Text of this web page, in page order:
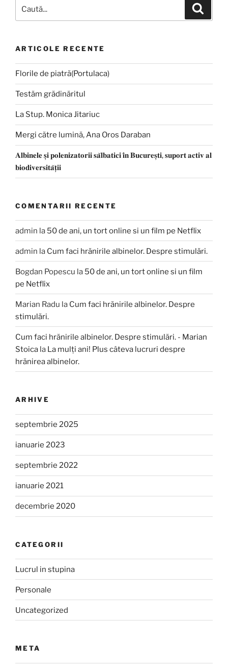
ARTICOLE RECENTE
Florile de piatră(Portulaca)
Testăm grădinăritul
La Stup. Monica Jitariuc
Mergi către lumină, Ana Oros Daraban
𝐀𝐥𝐛𝐢𝐧𝐞𝐥𝐞 𝐬̦𝐢 𝐩𝐨𝐥𝐞𝐧𝐢𝐳𝐚𝐭𝐨𝐫𝐢𝐢 𝐬𝐚̆𝐥𝐛𝐚𝐭𝐢𝐜𝐢 𝐢̂𝐧 𝐁𝐮𝐜𝐮𝐫𝐞𝐬̦𝐭𝐢, 𝐬𝐮𝐩𝐨𝐫𝐭 𝐚𝐜𝐭𝐢𝐯 𝐚𝐥
𝐛𝐢𝐨𝐝𝐢𝐯𝐞𝐫𝐬𝐢𝐭𝐚̆𝐭̦𝐢𝐢
COMENTARII RECENTE
admin la 50 de ani, un tort online si un film pe Netflix
admin la Cum faci hrănirile albinelor. Despre stimulări.
Bogdan Popescu la 50 de ani, un tort online si un film
pe Netflix
Marian Radu la Cum faci hrănirile albinelor. Despre
stimulări.
Cum faci hrănirile albinelor. Despre stimulări. - Marian
Stoica la La mulți ani! Plus câteva lucruri despre
hrănirea albinelor.
ARHIVE
septembrie 2025
ianuarie 2023
septembrie 2022
ianuarie 2021
decembrie 2020
CATEGORII
Lucrul in stupina
Personale
Uncategorized
META